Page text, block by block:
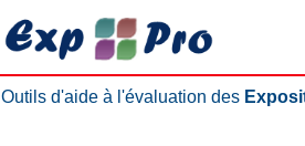
Outils d'aide à l'évaluation des